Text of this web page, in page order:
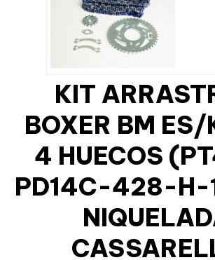
KIT
BOXER BM ES/
4 HUECOS
PD14C-428-